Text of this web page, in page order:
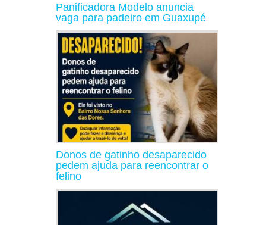
Panificadora Modelo anuncia
vaga para padeiro em Guaxupé
Donos de gatinho desaparecido
pedem ajuda para reencontrar o
felino